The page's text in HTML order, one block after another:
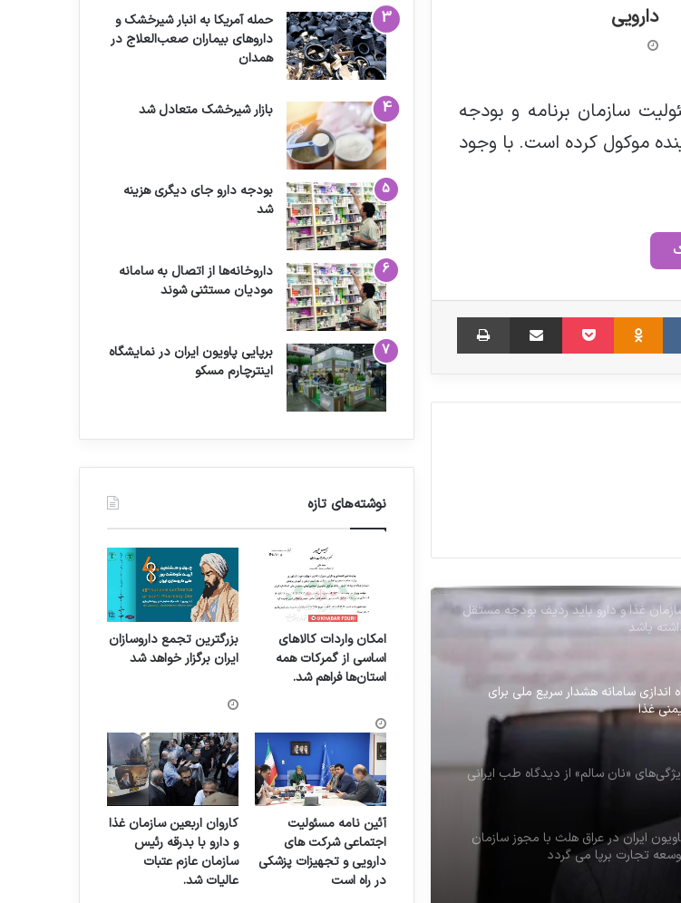
دارویی
سازمان برنامه و بودجه
موکول کرده است. با وجود
‫VKontakte
‫Odnoklassniki پاکت اشتراک گذاری از طریق ایمیل
غذا
«نان سالم» از دیدگاه طب ایرانی
غذا و دارو باید ردیف بودجه مستقل
باشد
اندازی سامانه هشدار سریع ملی برای
غذا
«نان سالم» از دیدگاه طب ایرانی
ایران در عراق هلث با مجوز سازمان
تجارت برپا می گردد
حمله آمریکا به انبار شیرخشک و
داروهای بیماران صعب‌العلاج در
همدان
بازار شیرخشک متعادل شد
بودجه دارو جای دیگری هزینه
شد
داروخانه‌ها از اتصال به سامانه
مودیان مستثنی شوند
برپایی پاویون ایران در نمایشگاه
اینترچارم مسکو
نوشته‌های تازه
امکان واردات کالاهای
اساسی از گمرکات همه
استان‌ها فراهم شد.
بزرگترین تجمع داروسازان
ایران برگزار خواهد شد
آئین نامه مسئولیت
اجتماعی شرکت های
دارویی و تجهیزات پزشکی
در راه است
کاروان اربعین سازمان غذا
و دارو با بدرقه رئیس
سازمان عازم عتبات
عالیات شد.